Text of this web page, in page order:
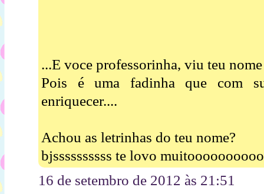
...E voce professorinha, viu teu nome
Pois é uma fadinha que com
enriquecer....
Achou as letrinhas do teu nome?
bjssssssssss te lovo
16 de setembro de 2012 às 21:51